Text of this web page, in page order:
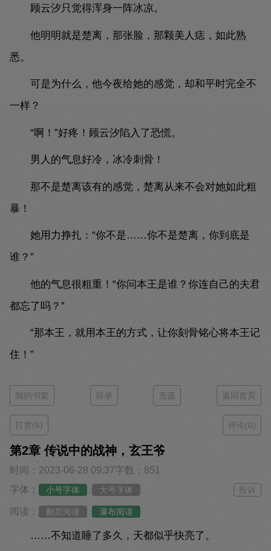
顾云汐只觉得浑身一阵冰凉。
他明明就是楚离，那张脸，那颗美人痣，如此熟
悉。
可是为什么，他今夜给她的感觉，却和平时完全不
一样？
“啊！”好疼！顾云汐陷入了恐慌。
男人的气息好冷，冰冷刺骨！
那不是楚离该有的感觉，楚离从来不会对她如此粗
暴！
她用力挣扎：“你不是……你不是楚离，你到底是
谁？”
他的气息很粗重！“你问本王是谁？你连自己的夫君
都忘了吗？”
“那本王，就用本王的方式，让你刻骨铭心将本王记
住！”
我的书架 目录 充值 返回首页
打赏(6) 评论(0)
第2章 传说中的战神，玄王爷
时间：2023-06-28 09:37字数：851
字体：
小号字体 大号字体 投诉
阅读： 翻页阅读 瀑布阅读
……不知道睡了多久，天都似乎快亮了。